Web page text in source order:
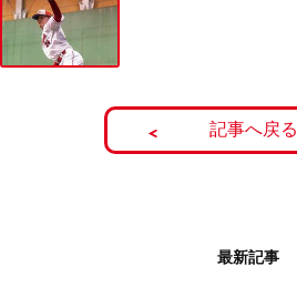
記事へ戻る
最新記事